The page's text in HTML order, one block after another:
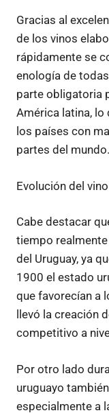
Gracias al
de los vinos
rápidamente se
enología de
parte obligatoria
América latina, lo
los países con
partes del mundo.
Evolución del
Cabe destacar
tiempo
del Uruguay, ya
1900 el estado
que favorecían a
llevó la creación
competitivo a
Por otro lado
uruguayo
especialmente a